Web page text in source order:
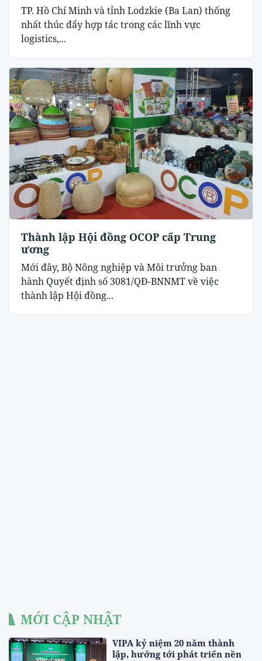
TP. Hồ Chí Minh và tỉnh Lodzkie (Ba Lan) thống
nhất thúc đẩy hợp tác trong các lĩnh vực
logistics,...
Thành lập Hội đồng OCOP cấp Trung
ương
Mới đây, Bộ Nông nghiệp và Môi trưởng ban
hành Quyết định số 3081/QĐ-BNNMT về việc
thành lập Hội đồng...
MỚI CẬP NHẬT
VIPA kỷ niệm 20 năm thành
lập, hướng tới phát triển nền